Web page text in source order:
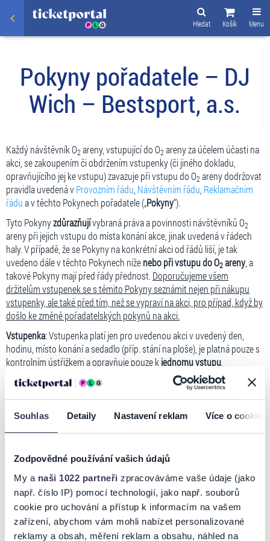
Souhlas Detaily Nastavení reklam Více o cookies
Zodpovědné používání vašich údajů
My a naši 1022 partneři zpracováváme vaše údaje (jako
např. číslo IP) pomocí technologií, jako např. souborů
cookie pro uchování a přístup k informacím na vašem
zařízení, abychom vám mohli nabízet personalizované
reklamy a obsah, měření reklam a obsahu, náhled na
Menu
Košík
Hledat
Pokyny pořadatele – DJ
Wich – Bestsport, a.s.
Každý návštěvník O2 areny, vstupující do O2 areny za účelem účasti na
akci, se zakoupením či obdržením vstupenky (či jiného dokladu,
opravňujícího jej ke vstupu) zavazuje při vstupu do O2 areny dodržovat
pravidla uvedená vProvozním řádu Návštěvním řádu Reklamačním
řádua v těchto Pokynech pořadatele („Pokyny“).
Tyto Pokynyzdůrazňujívybraná práva a povinnosti návštěvníků O2
areny při jejich vstupu do místa konání akce, jinak uvedená v řádech
haly. V případě, že se Pokyny na konkrétní akci od řádů liší, je tak
uvedeno dále v těchto Pokynech níženebo při vstupu do O2areny , a
takové Pokyny mají před řády přednost. Doporučujeme všem
držitelům vstupenek se s těmito Pokyny seznámit nejen při nákupu
vstupenky, ale také před tím, než se vypraví na akci, pro případ, když by
došlo ke změně pořadatelských pokynů na akci.
Vstupenka: Vstupenka platí jen pro uvedenou akci v uvedený den,
hodinu, místo konání a sedadlo (příp. stání na ploše), je platná pouze s
kontrolním ústřižkem a opravňuje pouze k jednomu vstupu.
vstupující do O2areny bez ohledu na
věk (tedy i malé dítě) a celou dobu pobytu v O
areně ji musí mít u sebe
a při výzvě pořadatele se jí prokázat. Další převod vstupenky bez
písemného souhlasu pořadatele nebo pokus o další prodej způsobuje
2
Vstupenky do O2 areny oficiálně prodává společnost IRSnet CZ s.r.o.
(Ticketportal). Pokud vstupenku nakoupíte u jiných prodejců (vč.
nákupu od jiných diváků), za jejich pravost a platnost pořadatel a
prodejce vstupenek neodpovídá, přičemž jejich zakoupením riskujete,
že nebudete vpuštěni do haly. Prodej vstupenek u oficiálního prodejce
se dále řídí jehoObchodními podmínkami. V případě nutnosti nákupu